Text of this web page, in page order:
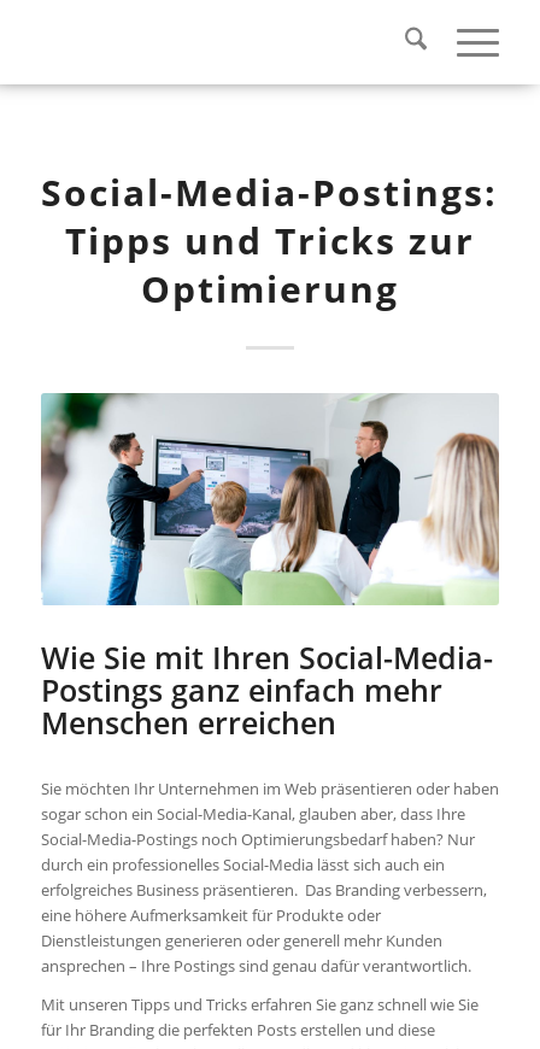
Social-Media-Postings:
Tipps und Tricks zur
Optimierung
Wie Sie mit Ihren Social-Media-
Postings ganz einfach mehr
Menschen erreichen
Sie möchten Ihr Unternehmen im Web präsentieren oder haben
sogar schon ein Social-Media-Kanal, glauben aber, dass Ihre
Social-Media-Postings noch Optimierungsbedarf haben? Nur
durch ein professionelles Social-Media lässt sich auch ein
erfolgreiches Business präsentieren. Das Branding verbessern,
eine höhere Aufmerksamkeit für Produkte oder
Dienstleistungen generieren oder generell mehr Kunden
ansprechen – Ihre Postings sind genau dafür verantwortlich.
Mit unseren Tipps und Tricks erfahren Sie ganz schnell wie Sie
für Ihr Branding die perfekten Posts erstellen und diese